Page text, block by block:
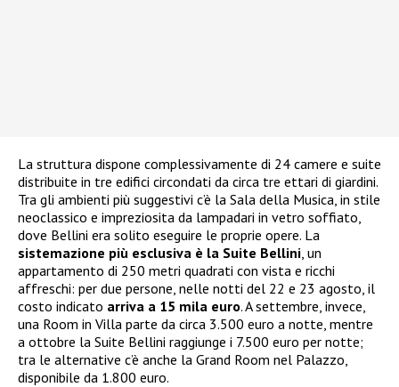
La struttura dispone complessivamente di 24 camere e suite
distribuite in tre edifici circondati da circa tre ettari di giardini.
Tra gli ambienti più suggestivi c’è la Sala della Musica, in stile
neoclassico e impreziosita da lampadari in vetro soffiato,
dove Bellini era solito eseguire le proprie opere. La
sistemazione più esclusiva è la Suite Bellini , un
appartamento di 250 metri quadrati con vista e ricchi
affreschi: per due persone, nelle notti del 22 e 23 agosto, il
costo indicato arriva a 15 mila euro. A settembre, invece,
una Room in Villa parte da circa 3.500 euro a notte, mentre
a ottobre la Suite Bellini raggiunge i 7.500 euro per notte;
tra le alternative c’è anche la Grand Room nel Palazzo,
disponibile da 1.800 euro.